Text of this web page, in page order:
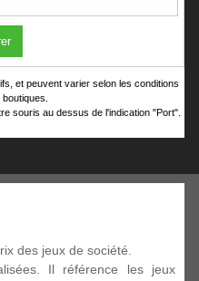
et peuvent varier selon les conditions
souris au dessus de l'indication "Port".
des jeux de société.
Il référence les jeux